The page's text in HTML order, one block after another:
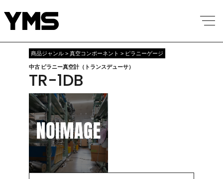
商品ジャンル > 真空コンポーネント > ピラニーゲージ
中古 ピラニー真空計（トランスデューサ）
TR-1DB